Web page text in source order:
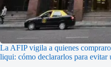
La AFIP vigila a quienes
liqui: cómo declararlos para evitar